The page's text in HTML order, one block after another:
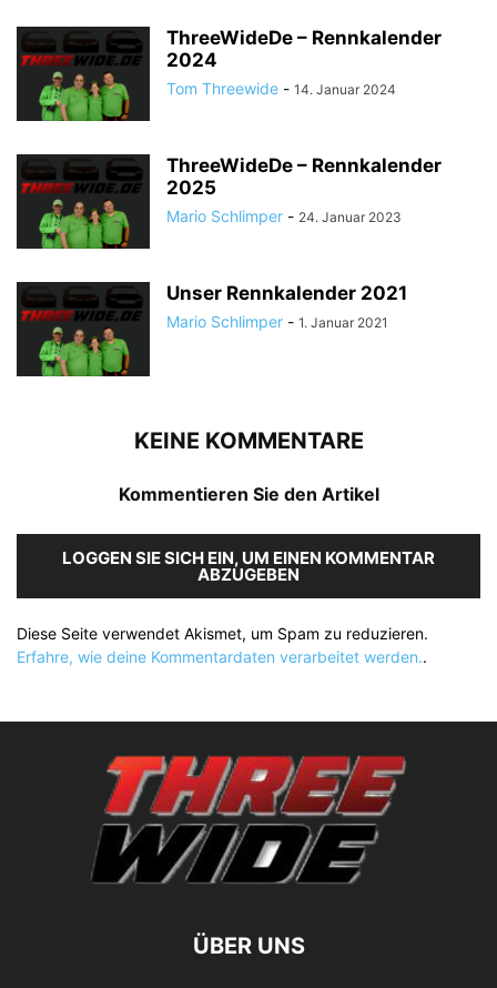
ThreeWideDe – Rennkalender
2024
Tom Threewide - 14. Januar 2024
ThreeWideDe – Rennkalender
2025
Mario Schlimper - 24. Januar 2023
Unser Rennkalender 2021
Mario Schlimper - 1. Januar 2021
KEINE KOMMENTARE
Kommentieren Sie den Artikel
LOGGEN SIE SICH EIN, UM EINEN KOMMENTAR
ABZUGEBEN
Diese Seite verwendet Akismet, um Spam zu reduzieren.
Erfahre, wie deine Kommentardaten verarbeitet werden..
ÜBER UNS